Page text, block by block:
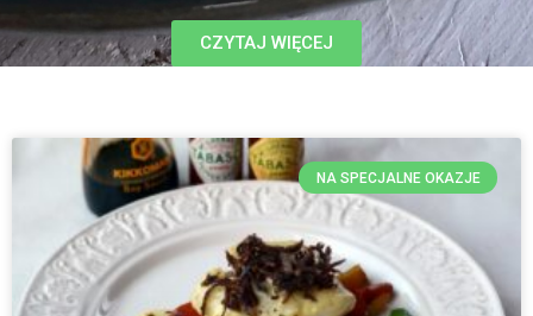
CZYTAJ WIĘCEJ
NA SPECJALNE OKAZJE